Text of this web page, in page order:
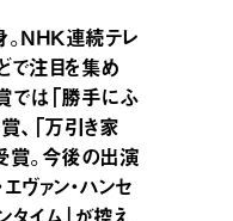
ＮＨＫ連続テレ
で注目を集め
では「勝手にふ
、「万引き家
賞。今後の出演
ヴァン・ハンセ